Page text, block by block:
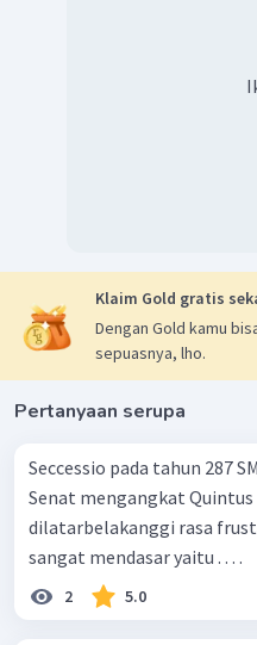
Klaim Gold gratis
Dengan Gold kamu
sepuasnya, lho.
Pertanyaan serupa
Seccessio pada tahun 287
Senat mengangkat
dilatarbelakanggi rasa
sangat mendasar yaitu . . . .
2 5.0